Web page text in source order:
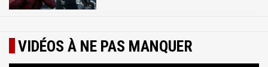
VIDÉOS À NE PAS MANQUER